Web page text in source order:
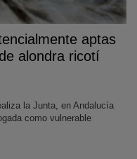
aptas
alondra ricotí
la Junta, en Andalucía
como vulnerable